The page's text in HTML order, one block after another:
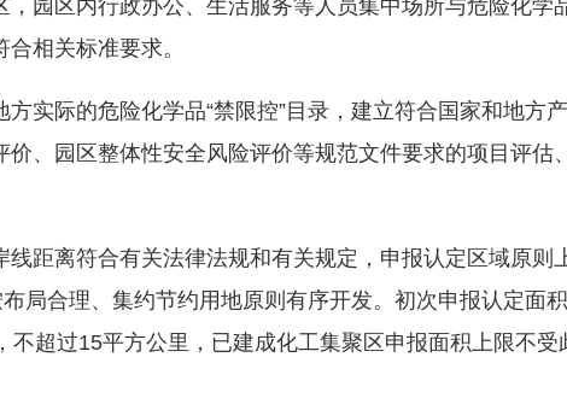
，园区内行政办公、生活服务等人员集中场所与危险化学
符合相关标准要求。
方实际的危险化学品“禁限控”目录，建立符合国家和地方产
、园区整体性安全风险评价等规范文件要求的项目评估、
线距离符合有关法律法规和有关规定，申报认定区域原则
局合理、集约节约用地原则有序开发。初次申报认定面积
超过15平方公里，已建成化工集聚区申报面积上限不受